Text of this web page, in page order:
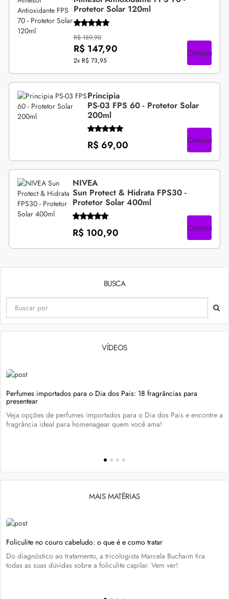
Protetor Solar 120ml
R$ 159,90
R$ 147,90
2x R$ 73,95
Compre
Principia
PS-03 FPS 60 - Protetor Solar
200ml
R$ 69,00 Compre
NIVEA
Sun Protect & Hidrata FPS30 -
Protetor Solar 400ml
R$ 100,90 Compre
BUSCA
VÍDEOS
Perfumes importados para o Dia dos Pais: 18 fragrâncias para
presentear
Veja opções de perfumes importados para o Dia dos Pais e encontre a
fragrância ideal para homenagear quem você ama!
MAIS MATÉRIAS
Foliculite no couro cabeludo: o que é e como tratar
Do diagnóstico ao tratamento, a tricologista Marcela Buchaim tira
todas as suas dúvidas sobre a foliculite capilar. Vem ver!